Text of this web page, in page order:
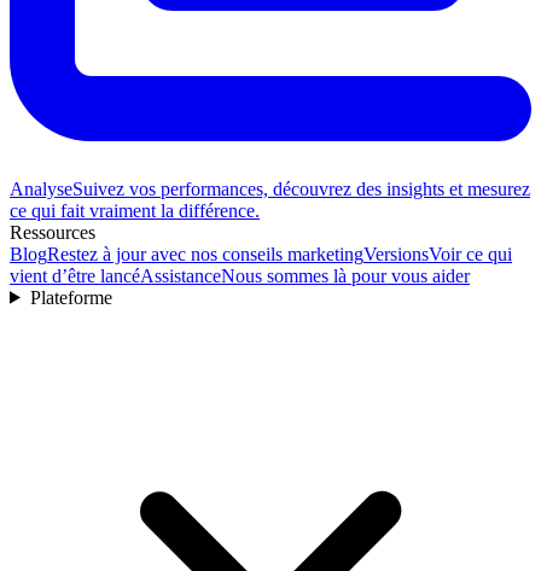
AnalyseSuivez vos performances, découvrez des insights et mesurez
ce qui fait vraiment la différence.
Ressources
BlogRestez à jour avec nos conseils marketingVersionsVoir ce qui
vient d’être lancéAssistanceNous sommes là pour vous aider
Plateforme